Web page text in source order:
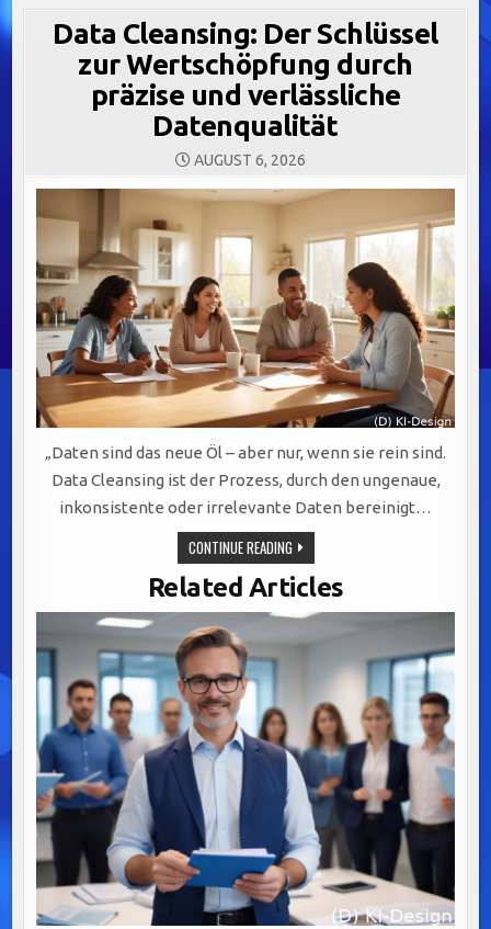
Data Cleansing: Der Schlüssel
zur Wertschöpfung durch
präzise und verlässliche
Datenqualität
AUGUST 6, 2026
„Daten sind das neue Öl – aber nur, wenn sie rein sind.
Data Cleansing ist der Prozess, durch den ungenaue,
inkonsistente oder irrelevante Daten bereinigt…
CONTINUE READINGDATA
CLEANSING:
DER
SCHLÜSSEL
ZUR
WERTSCHÖPFUNG
PRÄZISE
VERLÄSSLICHE
DATENQUALITÄT
Related Articles